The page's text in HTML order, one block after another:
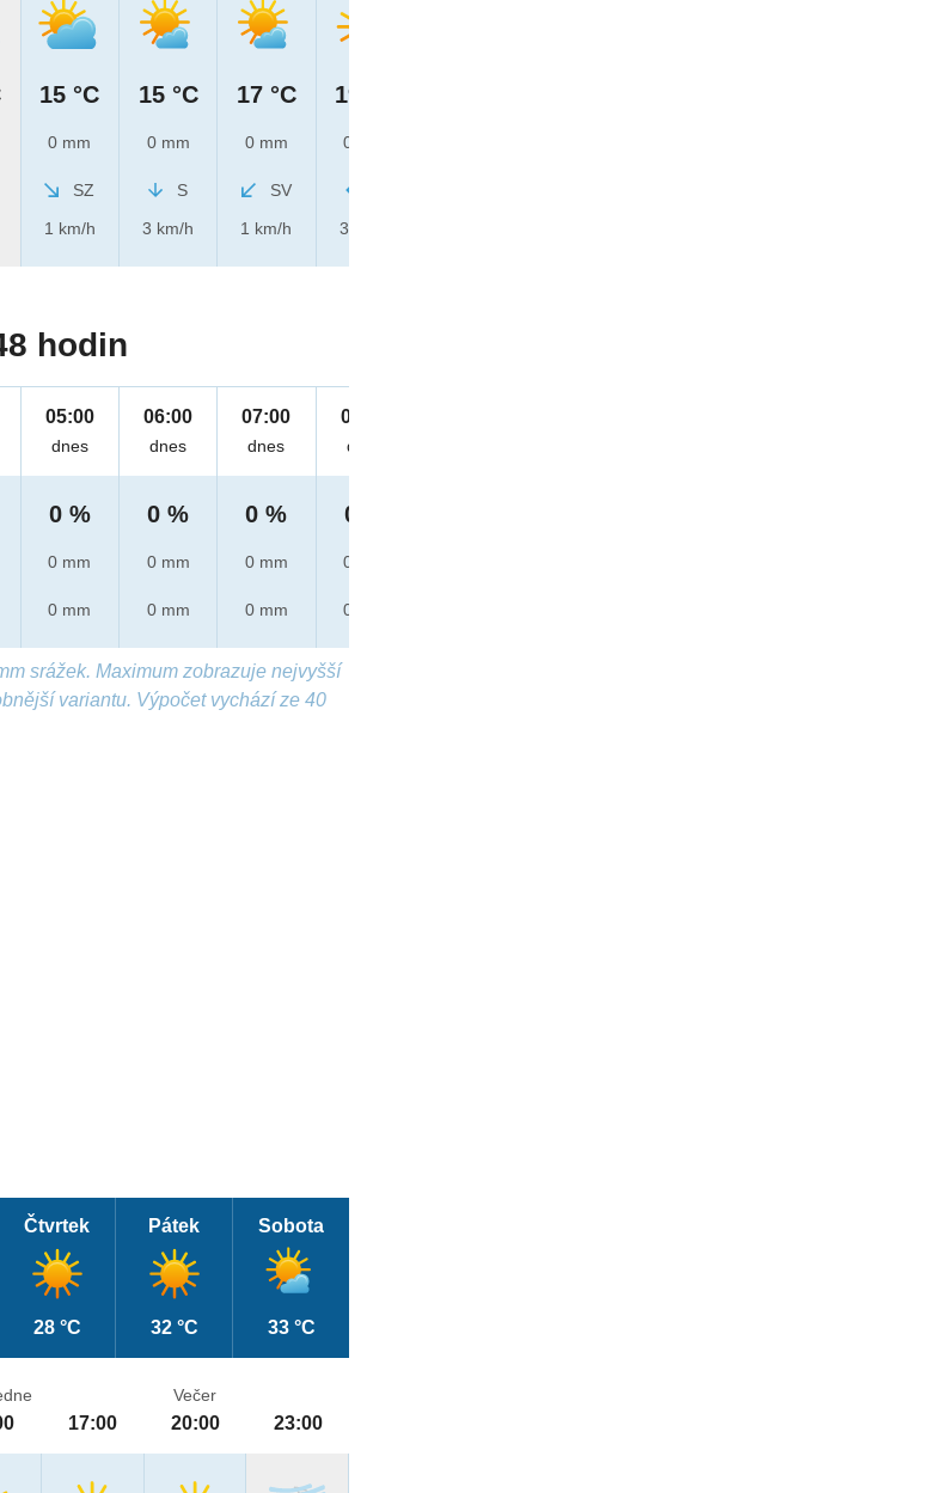
15 °C
0 mm
SZ
1 km/h
15 °C
0 mm
S
3 km/h
17 °C
0 mm
SV
1 km/h
19 °C
0 mm
3 km/h
hodin
05:00
dnes
0 %
0 mm
0 mm
06:00
dnes
0 %
0 mm
0 mm
07:00
dnes
0 %
0 mm
0 mm
08:00
dnes
0 %
0 mm
0 mm
srážek. Maximum zobrazuje nejvyšší
variantu. Výpočet vychází ze 40
Čtvrtek
28 °C
Pátek
32 °C
Sobota
33 °C
17:00
Večer
20:00 23:00